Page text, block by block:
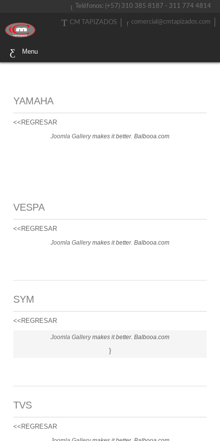
Teléfonos: (+57) 310 385 8187 - 311 774 4814
comercial@cmtapizados.com
CM TAPIZADOS
Menu
YAMAHA
<<REGRESAR
Joomla Gallerymakes it better. Balbooa.com
VESPA
<<REGRESAR
Joomla Gallerymakes it better. Balbooa.com
SYM
<<REGRESAR
Joomla Gallerymakes it better. Balbooa.com
}
TVS
<<REGRESAR